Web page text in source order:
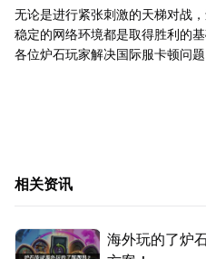
无论是进行紧张刺激的天梯对战
稳定的网络环境都是取得胜利的
各位炉石玩家解决国际服卡顿问
相关资讯
海外玩的了炉